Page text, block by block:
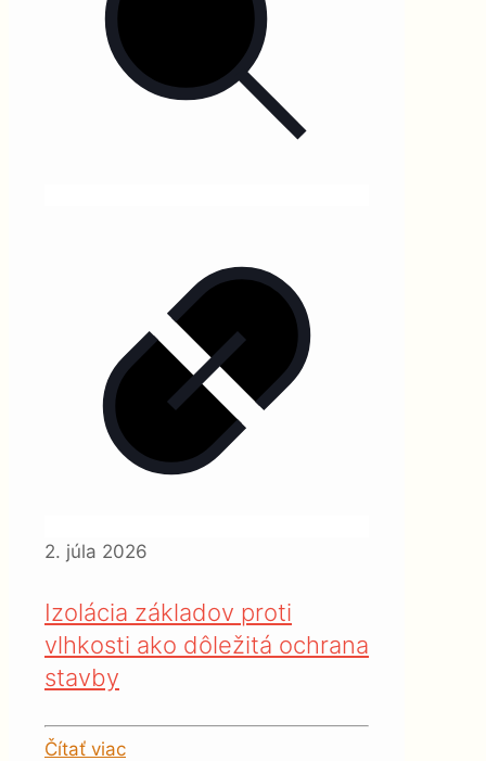
2. júla 2026
Izolácia základov proti
vlhkosti ako dôležitá ochrana
stavby
Čítať viac